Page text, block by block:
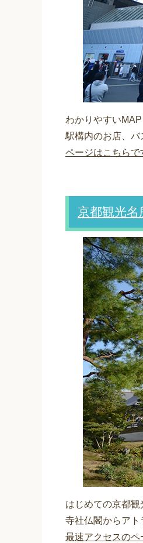
わかりやすい
駅構内のお店、バ
ページはこちらで
京都観光名
はじめての京都観
寺社仏閣からアト
最速アクセスのペ